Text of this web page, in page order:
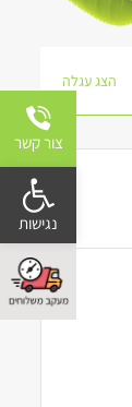
הצג עגלה
צור קשר
פתח